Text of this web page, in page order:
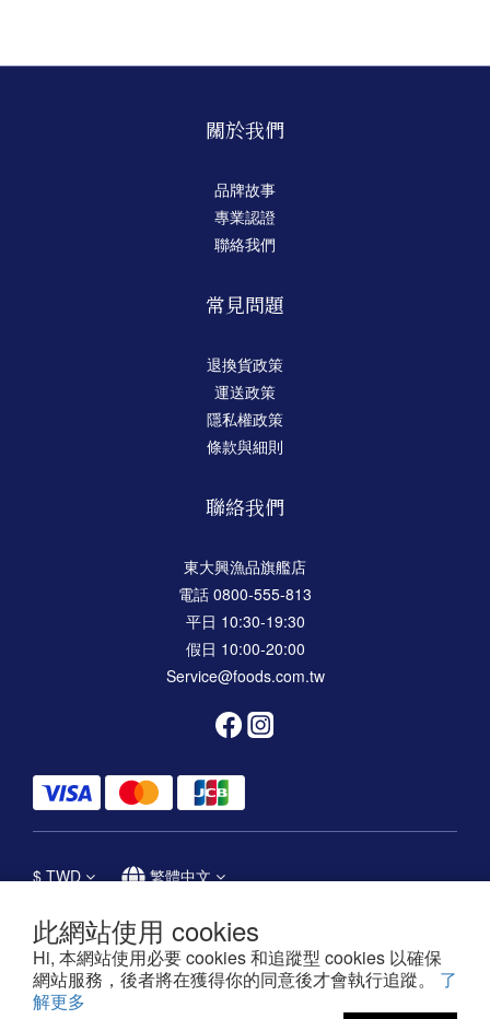
此網站使用 cookies
Hi, 本網站使用必要 cookies 和追蹤型 cookies 以確保
網站服務，後者將在獲得你的同意後才會執行追蹤。 了
解更多
關於我們
品牌故事
專業認證
聯絡我們
常見問題
退換貨政策
運送政策
隱私權政策
條款與細則
聯絡我們
東大興漁品旗艦店
電話 0800-555-813
平日 10:30-19:30
假日 10:00-20:00
Service@foods.com.tw
$ TWD 繁體中文
東大興生活文化事業股份有限公司